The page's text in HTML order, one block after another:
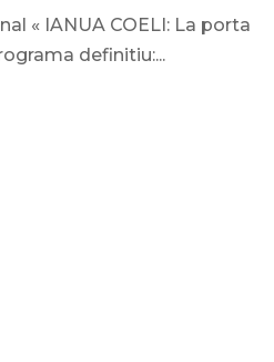
« IANUA COELI: La porta
definitiu:...